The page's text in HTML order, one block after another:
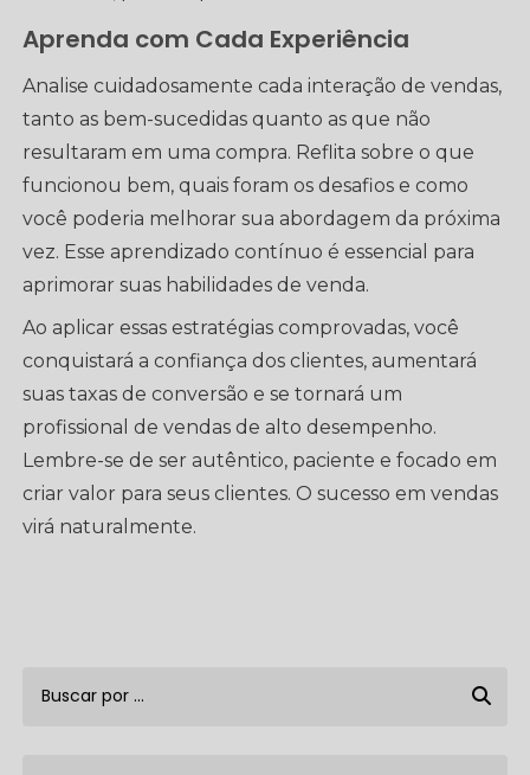
Aprenda com Cada Experiência
Analise cuidadosamente cada interação de vendas,
tanto as bem-sucedidas quanto as que não
resultaram em uma compra. Reflita sobre o que
funcionou bem, quais foram os desafios e como
você poderia melhorar sua abordagem da próxima
vez. Esse aprendizado contínuo é essencial para
aprimorar suas habilidades de venda.
Ao aplicar essas estratégias comprovadas, você
conquistará a confiança dos clientes, aumentará
suas taxas de conversão e se tornará um
profissional de vendas de alto desempenho.
Lembre-se de ser autêntico, paciente e focado em
criar valor para seus clientes. O sucesso em vendas
virá naturalmente.